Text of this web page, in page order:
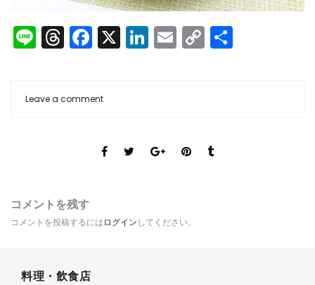
LineThreads
Facebook
X LinkedIn
Email
Copy
Leave a comment
コメントを残す
コメントを投稿するにはログインしてください。
料理・飲食店